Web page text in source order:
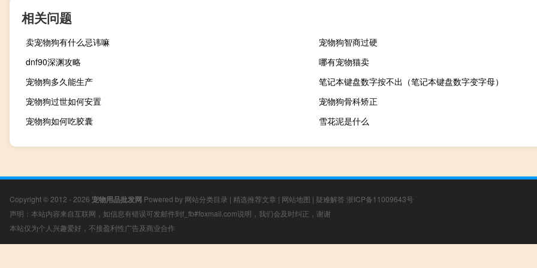
相关问题
卖宠物狗有什么忌讳嘛
宠物狗智商过硬
dnf90深渊攻略
哪有宠物猫卖
宠物狗多久能生产
笔记本键盘数字按不出（笔记本键盘数字变字母）
宠物狗过世如何安置
宠物狗骨科矫正
宠物狗如何吃胶囊
雪花泥是什么
Copyright © 2012 - 2026 宠物用品批发网 Powered by 网站分类目录 | 精选推荐文章 | 网站地图 | 疑难解答 浙ICP备11009643号
声明：本站内容来自互联网，如信息有错误可发邮件到f_fb#foxmail.com说明，我们会及时纠正，谢谢
本站仅为个人兴趣爱好，不接盈利性广告及商业合作